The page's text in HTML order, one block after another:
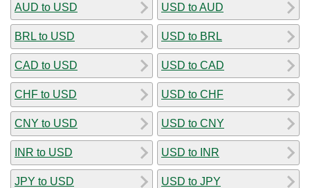
AUD to USD
BRL to USD
CAD to USD
CHF to USD
CNY to USD
INR to USD
JPY to USD
USD to AUD
USD to BRL
USD to CAD
USD to CHF
USD to CNY
USD to INR
USD to JPY